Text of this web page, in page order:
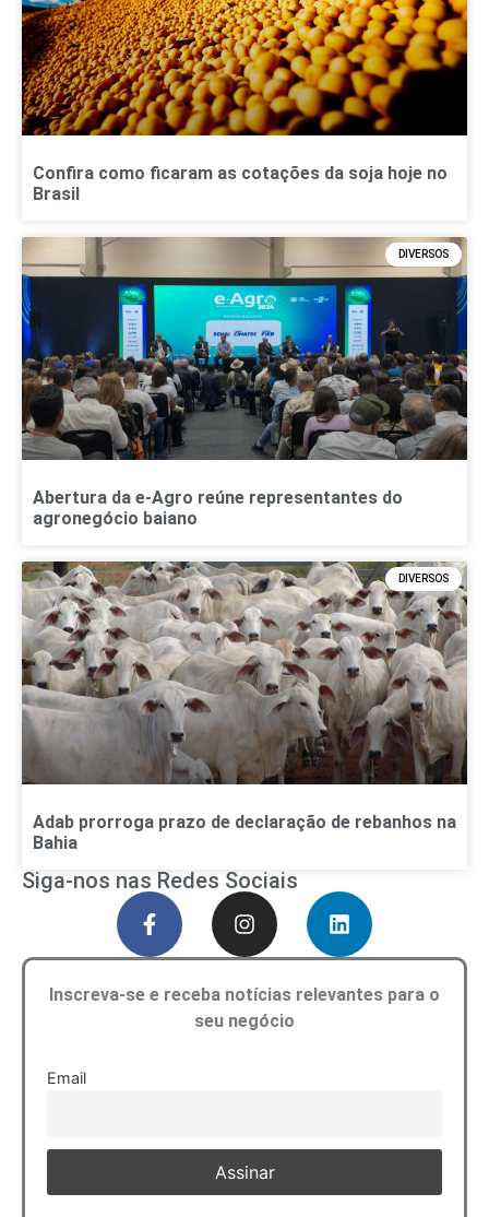
Confira como ficaram as cotações da soja hoje no
Brasil
DIVERSOS
Abertura da e-Agro reúne representantes do
agronegócio baiano
DIVERSOS
Adab prorroga prazo de declaração de rebanhos na
Bahia
Siga-nos nas Redes Sociais
Inscreva-se e receba notícias relevantes para o
seu negócio
Email